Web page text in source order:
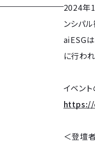
2024年
ンシパ
aiESG
に行わ
イベン
https://
＜登壇